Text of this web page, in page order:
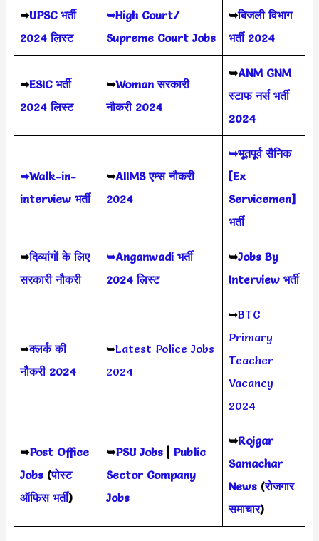
➥UPSC भर्ती
2024 लिस्ट
➥High Court/
Supreme Court Jobs
➥बिजली विभाग
भर्ती 2024
➥ESIC भर्ती
2024 लिस्ट
➥Woman सरकारी
नौकरी 2024
➥ANM GNM
स्टाफ नर्स भर्ती
2024
➥Walk-in-
interview भर्ती
➥AIIMS एम्स नौकरी
2024
➥भूतपूर्व सैनिक
[Ex
Servicemen]
भर्ती
➥दिव्यांगों के लिए
सरकारी नौकरी
➥Anganwadi भर्ती
2024 लिस्ट
➥Jobs By
Interview भर्ती
➥क्लर्क की
नौकरी 2024
➥Latest Police Jobs
2024
➥BTC
Primary
Teacher
Vacancy
2024
➥Post Office
Jobs(पोस्ट
ऑफिस भर्ती)
➥PSU Jobs| Public
Sector Company
Jobs
➥Rojgar
Samachar
News(रोजगार
समाचार)